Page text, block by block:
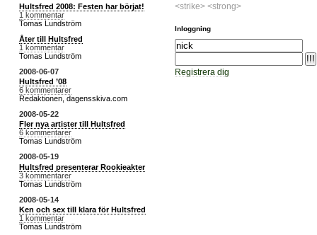
Hultsfred 2008: Festen har börjat!
1 kommentar
Tomas Lundström
Åter till Hultsfred
1 kommentar
Tomas Lundström
2008-06-07
Hultsfred ’08
6 kommentarer
Redaktionen, dagensskiva.com
2008-05-22
Fler nya artister till Hultsfred
6 kommentarer
Tomas Lundström
2008-05-19
Hultsfred presenterar Rookieakter
3 kommentarer
Tomas Lundström
2008-05-14
Ken och sex till klara för Hultsfred
1 kommentar
Tomas Lundström
<strike> <strong>
Inloggning
Registrera dig